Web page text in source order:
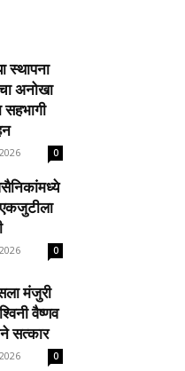
स्थापना
अनोखा
सहभागी
0
0
मंजुरी
वैष्णव
सत्कार
0